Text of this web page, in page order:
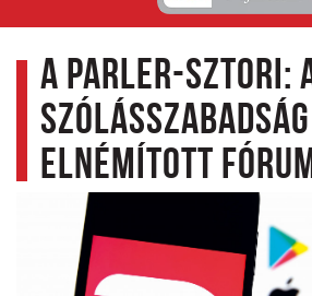
A Parler-sztori:
szólásszabadság
elnémított